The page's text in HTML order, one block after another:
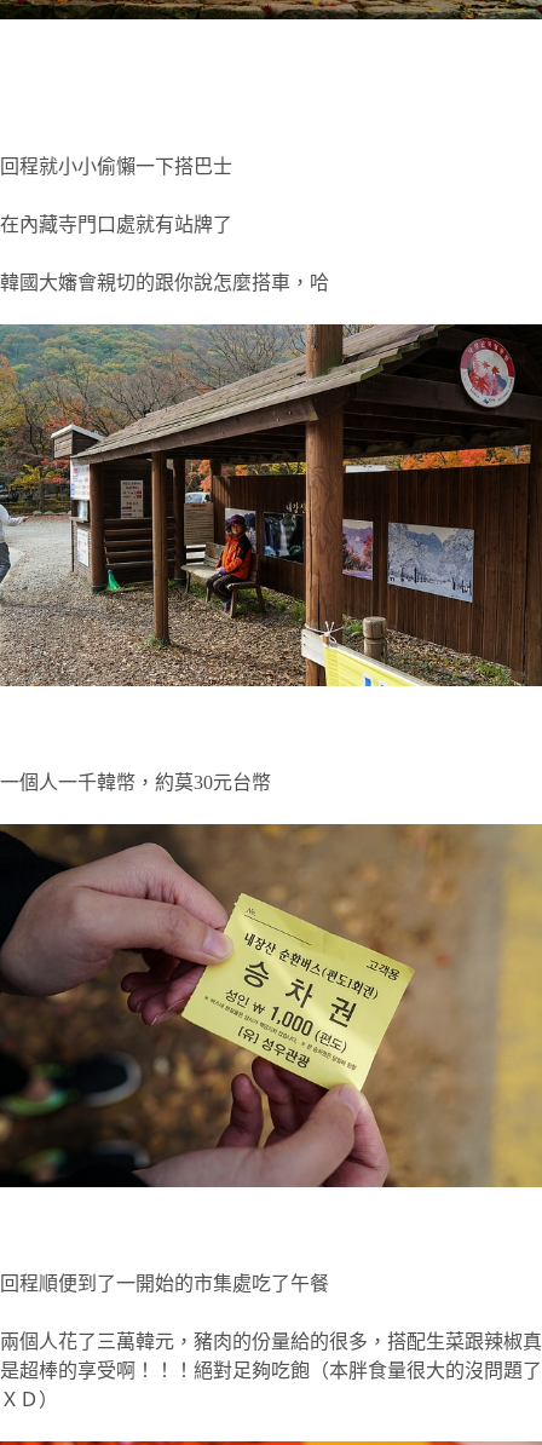
回程就小小偷懶一下搭巴士
在內藏寺門口處就有站牌了
韓國大嬸會親切的跟你說怎麼搭車，哈
一個人一千韓幣，約莫30元台幣
回程順便到了一開始的市集處吃了午餐
兩個人花了三萬韓元，豬肉的份量給的很多，搭配生菜跟辣椒真
是超棒的享受啊！！！絕對足夠吃飽（本胖食量很大的沒問題了
ＸＤ）